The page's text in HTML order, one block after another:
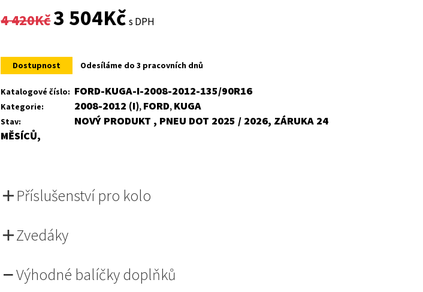
4 420Kč
Original
was:
4
420Kč.
3 504KčCurrent
is:
3
504Kč.
s DPH
Dostupnost Odesíláme do 3 pracovních dnů
Katalogové číslo: FORD-KUGA-I-2008-2012-135/90R16
Kategorie: 2008-2012 (I), FORD, KUGA
Stav:
NOVÝ PRODUKT , PNEU DOT 2025 / 2026, ZÁRUKA 24
MĚSÍCŮ,
Příslušenství pro kolo
Zvedáky
Výhodné balíčky doplňků